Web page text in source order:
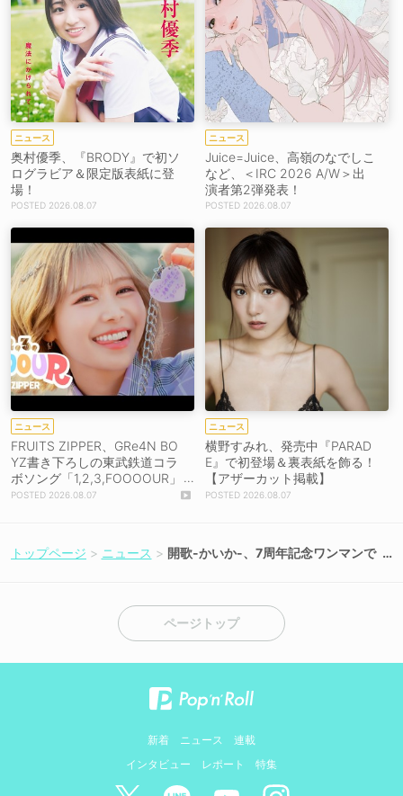
ニュース
奥村優季、『BRODY』で初ソ
ログラビア＆限定版表紙に登
場！
2026.08.07
ニュース
Juice=Juice、高嶺のなでしこ
など、＜IRC 2026 A/W＞出
演者第2弾発表！
2026.08.07
ニュース
FRUITS ZIPPER、GRe4N BO
YZ書き下ろしの東武鉄道コラ
ボソング「1,2,3,FOOOOUR」
をリリース＆MV公開！
2026.08.07
ニュース
横野すみれ、発売中『PARAD
E』で初登場＆裏表紙を飾る！
【アザーカット掲載】
2026.08.07
トップページ ニュース
開歌-かいか-、7周年記念ワンマンで
ページトップ
新着 ニュース
連載
インタビュー
レポート 特集